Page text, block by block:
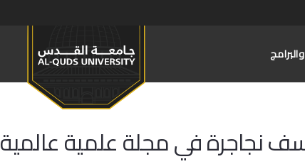
نجاجرة في مجلة علمية عالمية